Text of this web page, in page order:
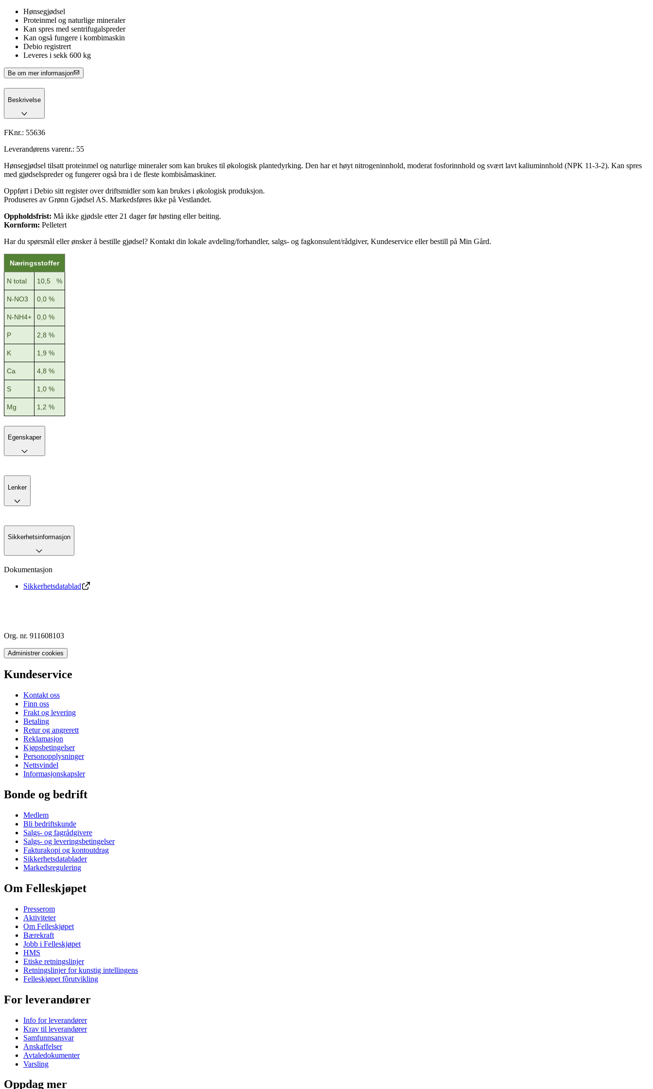
Hønsegjødsel
Proteinmel og naturlige mineraler
Kan spres med sentrifugalspreder
Kan også fungere i kombimaskin
Debio registrert
Leveres i sekk 600 kg
Be om mer informasjon
Beskrivelse
FKnr.: 55636
Leverandørens varenr.: 55
Hønsegjødsel tilsatt proteinmel og naturlige mineraler som kan brukes til økologisk plantedyrking. Den har et høyt nitrogeninnhold, moderat fosforinnhold og svært lavt kaliuminnhold (NPK 11-3-2). Kan spres
med gjødselspreder og fungerer også bra i de fleste kombisåmaskiner.
Oppført i Debio sitt register over driftsmidler som kan brukes i økologisk produksjon.
Produseres av Grønn Gjødsel AS. Markedsføres ikke på Vestlandet.
Oppholdsfrist: Må ikke gjødsle etter 21 dager før høsting eller beiting.
Kornform: Pelletert
Har du spørsmål eller ønsker å bestille gjødsel? Kontakt din lokale avdeling/forhandler, salgs- og fagkonsulent/rådgiver, Kundeservice eller bestill på Min Gård.
Næringsstoffer
N total 10,5 %
N-NO3 0,0 %
N-NH4+ 0,0 %
P 2,8 %
K 1,9 %
Ca 4,8 %
S 1,0 %
Mg 1,2 %
Egenskaper
Lenker
Sikkerhetsinformasjon
Dokumentasjon
Sikkerhetsdatablad
Org. nr. 911608103
Administrer cookies
Kundeservice
Kontakt oss
Finn oss
Frakt og levering
Betaling
Retur og angrerett
Reklamasjon
Kjøpsbetingelser
Personopplysninger
Nettsvindel
Informasjonskapsler
Bonde og bedrift
Medlem
Bli bedriftskunde
Salgs- og fagrådgivere
Salgs- og leveringsbetingelser
Fakturakopi og kontoutdrag
Sikkerhetsdatablader
Markedsregulering
Om Felleskjøpet
Presserom
Aktiviteter
Om Felleskjøpet
Bærekraft
Jobb i Felleskjøpet
HMS
Etiske retningslinjer
Retningslinjer for kunstig intellingens
Felleskjøpet fôrutvikling
For leverandører
Info for leverandører
Krav til leverandører
Samfunnsansvar
Anskaffelser
Avtaledokumenter
Varsling
Oppdag mer